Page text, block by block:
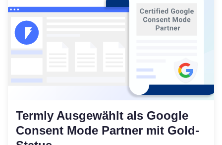
Termly Ausgewählt als Google
Consent Mode Partner mit Gold-